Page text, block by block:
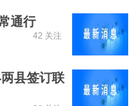
通行
42 关注
县签订联